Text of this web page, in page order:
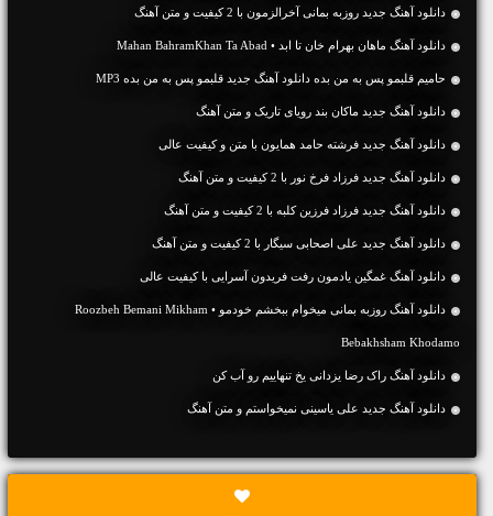
دانلود آهنگ جديد روزبه بمانی آخرالزمون با 2 کیفیت و متن آهنگ
دانلود آهنگ ماهان بهرام خان تا ابد • Mahan BahramKhan Ta Abad
حامیم قلبمو پس به من بده دانلود آهنگ جدید قلبمو پس به من بده MP3
دانلود آهنگ جديد ماکان بند رویای تاریک و متن آهنگ
دانلود آهنگ جديد فرشته حامد همایون با متن و کیفیت عالی
دانلود آهنگ جديد فرزاد فرخ نور با 2 کیفیت و متن آهنگ
دانلود آهنگ جديد فرزاد فرزین کلبه با 2 کیفیت و متن آهنگ
دانلود آهنگ جديد علی اصحابی سیگار با 2 کیفیت و متن آهنگ
دانلود آهنگ غمگین یادمون رفت فریدون آسرایی با کیفیت عالی
دانلود آهنگ روزبه بمانی میخوام ببخشم خودمو • Roozbeh Bemani Mikham
Bebakhsham Khodamo
دانلود آهنگ راک رضا یزدانی یخ تنهاییم رو آب کن
دانلود آهنگ جديد علی یاسینی نمیخواستم و متن آهنگ